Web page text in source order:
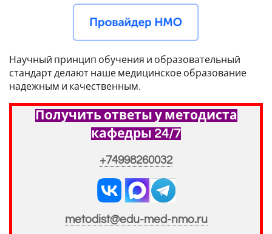
Научный принцип обучения и образовательный
стандарт делают наше медицинское образование
надежным и качественным.
Получить ответы у методиста
кафедры 24/7
+74998260032
metodist@edu-med-nmo.ru